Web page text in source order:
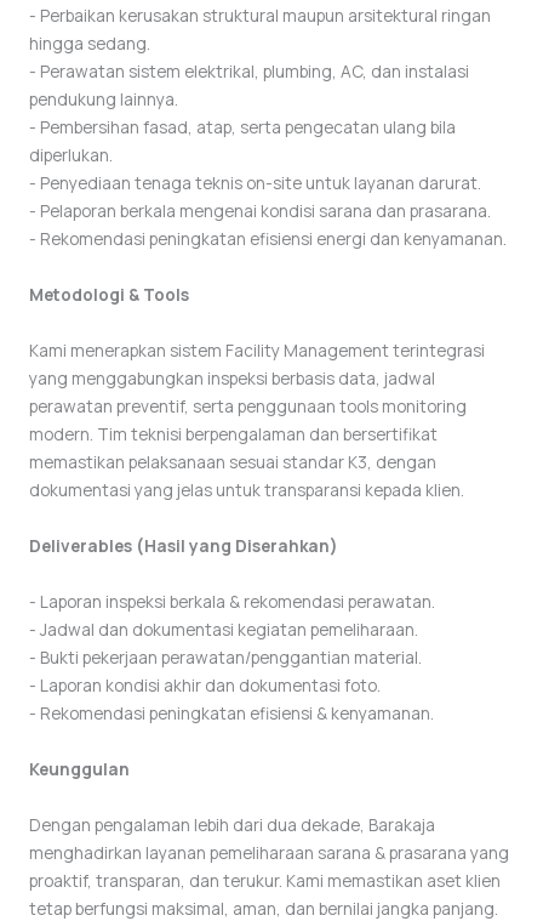
- Perbaikan kerusakan struktural maupun arsitektural ringan
hingga sedang.
- Perawatan sistem elektrikal, plumbing, AC, dan instalasi
pendukung lainnya.
- Pembersihan fasad, atap, serta pengecatan ulang bila
diperlukan.
- Penyediaan tenaga teknis on-site untuk layanan darurat.
- Pelaporan berkala mengenai kondisi sarana dan prasarana.
- Rekomendasi peningkatan efisiensi energi dan kenyamanan.
Metodologi & Tools
Kami menerapkan sistem Facility Management terintegrasi
yang menggabungkan inspeksi berbasis data, jadwal
perawatan preventif, serta penggunaan tools monitoring
modern. Tim teknisi berpengalaman dan bersertifikat
memastikan pelaksanaan sesuai standar K3, dengan
dokumentasi yang jelas untuk transparansi kepada klien.
Deliverables (Hasil yang Diserahkan)
- Laporan inspeksi berkala & rekomendasi perawatan.
- Jadwal dan dokumentasi kegiatan pemeliharaan.
- Bukti pekerjaan perawatan/penggantian material.
- Laporan kondisi akhir dan dokumentasi foto.
- Rekomendasi peningkatan efisiensi & kenyamanan.
Keunggulan
Dengan pengalaman lebih dari dua dekade, Barakaja
menghadirkan layanan pemeliharaan sarana & prasarana yang
proaktif, transparan, dan terukur. Kami memastikan aset klien
tetap berfungsi maksimal, aman, dan bernilai jangka panjang.